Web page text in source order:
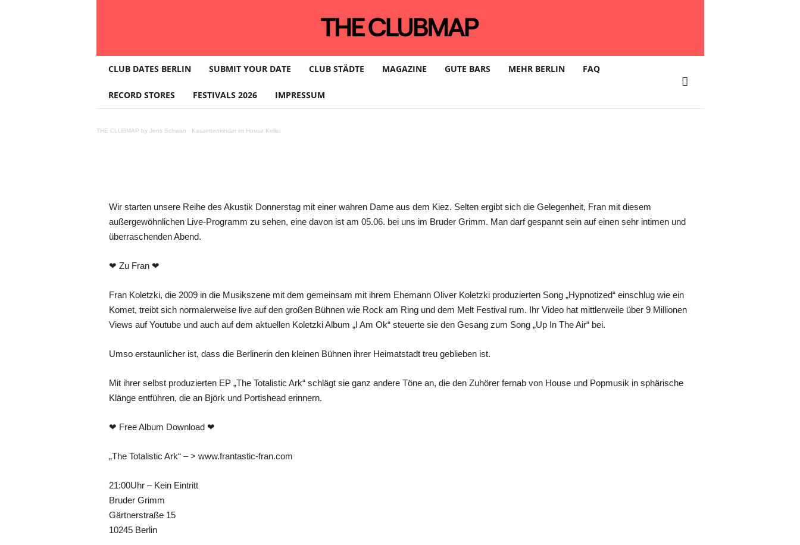
L
B
CLUB DATES BERLIN SUBMIT YOUR DATE CLUB STÄDTE MAGAZINE GUTE BARS MEHR BERLIN FAQ
RECORD STORES FESTIVALS 2026 IMPRESSUM
THE CLUBMAP by Jens Schwan · Kassettenkinder im House Keller
5.6. Bruder Grimms Acoustics Thursday mit
Fran *live*
Wir starten unsere Reihe des Akustik Donnerstag mit einer wahren Dame aus dem Kiez. Selten ergibt sich die Gelegenheit, Fran mit diesem
außergewöhnlichen Live-Programm zu sehen, eine davon ist am 05.06. bei uns im Bruder Grimm. Man darf gespannt sein auf einen sehr intimen und
überraschenden Abend.
❤ Zu Fran ❤
Fran Koletzki, die 2009 in die Musikszene mit dem gemeinsam mit ihrem Ehemann Oliver Koletzki produzierten Song „Hypnotized“ einschlug wie ein
Komet, treibt sich normalerweise live auf den großen Bühnen wie Rock am Ring und dem Melt Festival rum. Ihr Video hat mittlerweile über 9 Millionen
Views auf Youtube und auch auf dem aktuellen Koletzki Album „I Am Ok“ steuerte sie den Gesang zum Song „Up In The Air“ bei.
Umso erstaunlicher ist, dass die Berlinerin den kleinen Bühnen ihrer Heimatstadt treu geblieben ist.
Mit ihrer selbst produzierten EP „The Totalistic Ark“ schlägt sie ganz andere Töne an, die den Zuhörer fernab von House und Popmusik in sphärische
Klänge entführen, die an Björk und Portishead erinnern.
❤ Free Album Download ❤
„The Totalistic Ark“ – > www.frantastic-fran.com
21:00Uhr – Kein Eintritt
Bruder Grimm
Gärtnerstraße 15
10245 Berlin